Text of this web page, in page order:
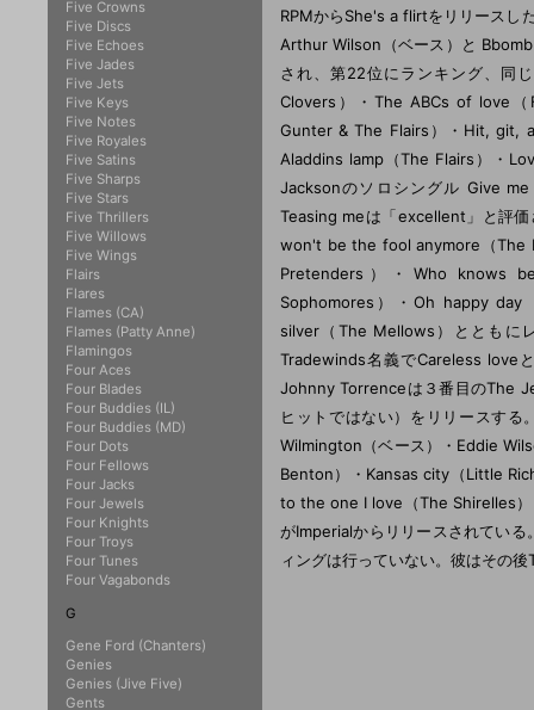
RPMからShe's a flirtをリリースし
Arthur Wilson（ベース）と
され、第22位にランキング、同
Clovers）・The ABCs of love
Gunter & The Flairs）・Hit, git,
Aladdins lamp（The Flairs）・
Jacksonのソロシングル Give
Teasing meは「excellent」と評
won't be the fool anymore（The
Pretenders）・Who knows
Sophomores）・Oh happy
silver（The Mellows）とともに
Tradewinds名義でCareless love
Johnny Torrenceは３番目のThe
ヒットではない）をリリースす
Wilmington（ベース）・Eddie
Benton）・Kansas city（Little
to the one I love（The Shirelles）
がImperialからリリースされてい
ィングは行っていない。彼はその
Five Crowns
Five Discs
Five Echoes
Five Jades
Five Jets
Five Keys
Five Notes
Five Royales
Five Satins
Five Sharps
Five Stars
Five Thrillers
Five Willows
Five Wings
Flairs
Flares
Flames (CA)
Flames (Patty Anne)
Flamingos
Four Aces
Four Blades
Four Buddies (IL)
Four Buddies (MD)
Four Dots
Four Fellows
Four Jacks
Four Jewels
Four Knights
Four Troys
Four Tunes
Four Vagabonds
G
Gene Ford (Chanters)
Genies
Genies (Jive Five)
Gents